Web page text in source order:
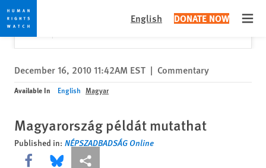
Skip
to
cookie
privacy
notice
Skip
to
main
content
English DONATE NOW
Would you like to read this page in English?
Yes
✕
December 16, 2010 11:42AM EST | Commentary
Available In English Magyar
Magyarország példát mutathat
Published in: NÉPSZADBADSÁG Online
Share this via Facebook
Share this via Bluesky
More sharing options